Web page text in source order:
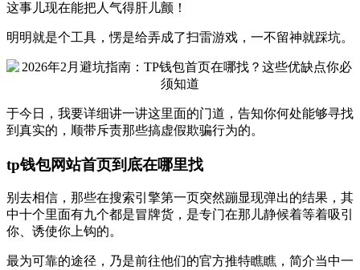
这事儿现在能把人气得肝儿颤！
明明就是个工具，愣是给弄成了扫雷游戏，一不留神就踩坑。
于今日，我要详细讲一讲这里面的门道，告知你何处能够寻找
到真实的，顺带斥责那些搞虚假欺骗行为的。
tp钱包网站首页到底在哪里找
别去相信，那些在搜索引擎第一页突然蹦显现弹出的结果，其
中十个里面有九个都是冒牌货，是专门在那儿静候着等着吸引
你、诱使你上钩的。
最为可靠的途径，乃是前往他们的官方推特瞧瞧，简介当中一